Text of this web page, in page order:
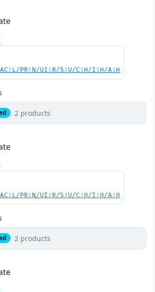
PR:N/UI:R/S:U/C:H/I:H/A:H
2 products
PR:N/UI:R/S:U/C:H/I:H/A:H
2 products